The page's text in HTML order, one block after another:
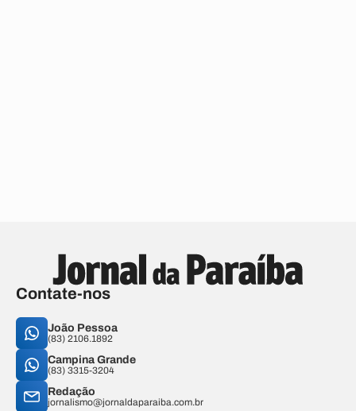
Contate-nos
João Pessoa
(83) 2106.1892
Campina Grande
(83) 3315-3204
Redação
jornalismo@jornaldaparaiba.com.br